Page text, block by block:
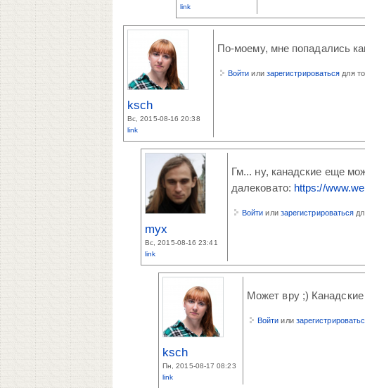
link
ksch
Вс, 2015-08-16 20:38
link
По-моему, мне попадались
Войти или зарегистрироваться для
myx
Вс, 2015-08-16 23:41
link
Гм... ну, канадские еще
далековато: https://
Войти или зарегистрироваться
ksch
Пн, 2015-08-17 08:23
link
Может вру ;)
Войти или